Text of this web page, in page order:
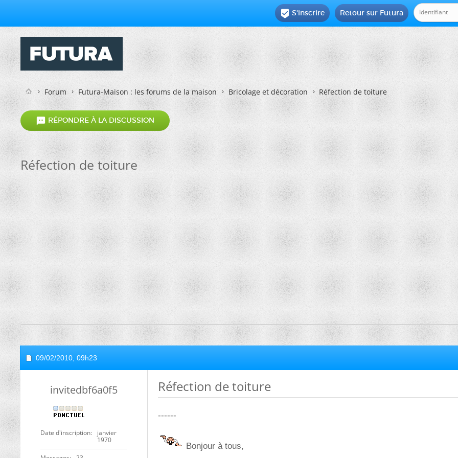
Retour sur Futura
 S'inscrire
Forum Futura-Maison : les forums de la maison Bricolage et décoration Réfection de toiture
 RÉPONDRE À LA DISCUSSION
Réfection de toiture
09/02/2010, 09h23
invitedbf6a0f5
Date d'inscription
janvier
1970
Réfection de toiture
------
Bonjour à tous,